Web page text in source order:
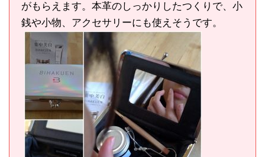
がもらえます。本革のしっかりしたつくりで、小
銭や小物、アクセサリーにも使えそうです。